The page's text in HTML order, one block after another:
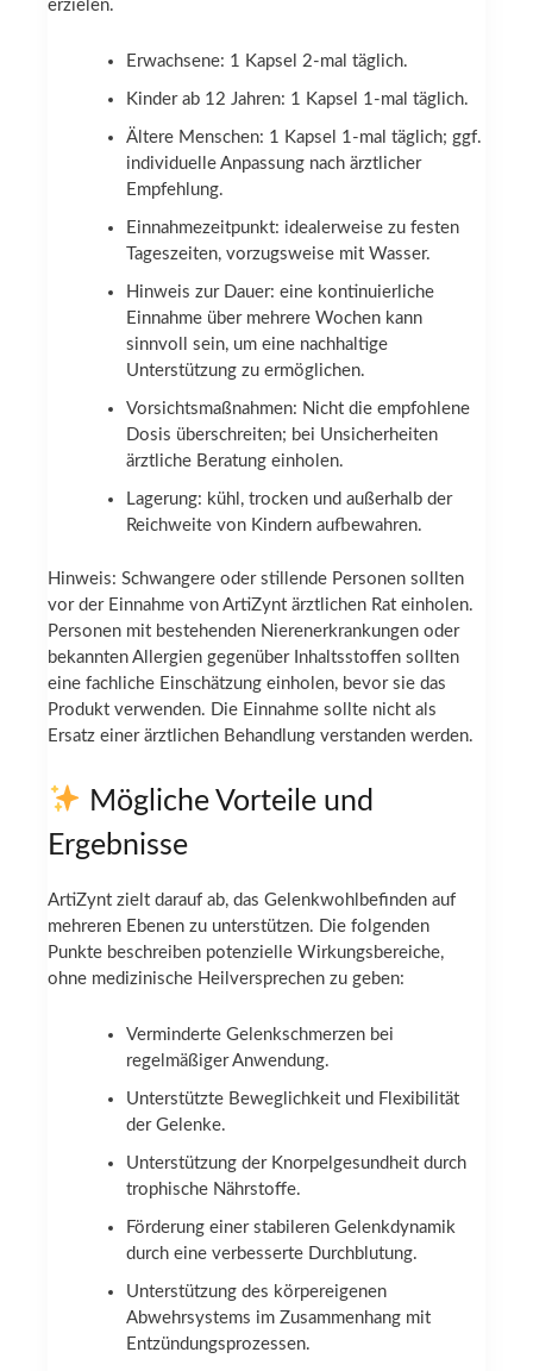
erzielen.
Erwachsene: 1 Kapsel 2-mal täglich.
Kinder ab 12 Jahren: 1 Kapsel 1-mal täglich.
Ältere Menschen: 1 Kapsel 1-mal täglich; ggf.
individuelle Anpassung nach ärztlicher
Empfehlung.
Einnahmezeitpunkt: idealerweise zu festen
Tageszeiten, vorzugsweise mit Wasser.
Hinweis zur Dauer: eine kontinuierliche
Einnahme über mehrere Wochen kann
sinnvoll sein, um eine nachhaltige
Unterstützung zu ermöglichen.
Vorsichtsmaßnahmen: Nicht die empfohlene
Dosis überschreiten; bei Unsicherheiten
ärztliche Beratung einholen.
Lagerung: kühl, trocken und außerhalb der
Reichweite von Kindern aufbewahren.
Hinweis: Schwangere oder stillende Personen sollten
vor der Einnahme von ArtiZynt ärztlichen Rat einholen.
Personen mit bestehenden Nierenerkrankungen oder
bekannten Allergien gegenüber Inhaltsstoffen sollten
eine fachliche Einschätzung einholen, bevor sie das
Produkt verwenden. Die Einnahme sollte nicht als
Ersatz einer ärztlichen Behandlung verstanden werden.
Mögliche Vorteile und
Ergebnisse
ArtiZynt zielt darauf ab, das Gelenkwohlbefinden auf
mehreren Ebenen zu unterstützen. Die folgenden
Punkte beschreiben potenzielle Wirkungsbereiche,
ohne medizinische Heilversprechen zu geben:
Verminderte Gelenkschmerzen bei
regelmäßiger Anwendung.
Unterstützte Beweglichkeit und Flexibilität
der Gelenke.
Unterstützung der Knorpelgesundheit durch
trophische Nährstoffe.
Förderung einer stabileren Gelenkdynamik
durch eine verbesserte Durchblutung.
Unterstützung des körpereigenen
Abwehrsystems im Zusammenhang mit
Entzündungsprozessen.